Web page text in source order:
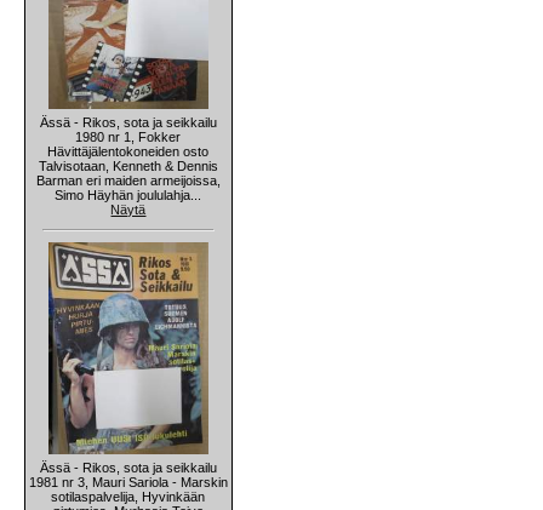
Ässä - Rikos, sota ja seikkailu
1980 nr 1, Fokker
Hävittäjälentokoneiden osto
Talvisotaan, Kenneth & Dennis
Barman eri maiden armeijoissa,
Simo Häyhän joululahja...
Näytä
Ässä - Rikos, sota ja seikkailu
1981 nr 3, Mauri Sariola - Marskin
sotilaspalvelija, Hyvinkään